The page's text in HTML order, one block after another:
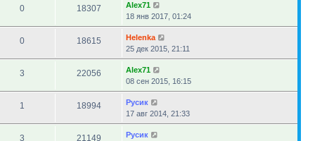
0 18307
Alex71
18 янв 2017, 01:24
0 18615
Helenka
25 дек 2015, 21:11
3 22056
Alex71
08 сен 2015, 16:15
1 18994
Русик
17 авг 2014, 21:33
3 21149 Русик